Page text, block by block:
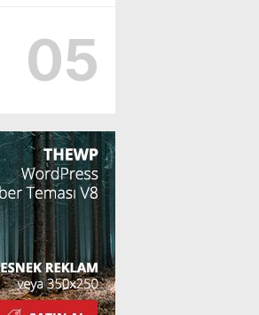
05